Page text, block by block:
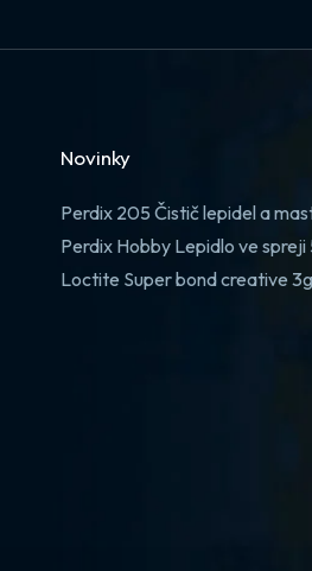
Novinky
Perdix 205 Čistič lepidel a
Perdix Hobby Lepidlo ve
Loctite Super bond creative 3g